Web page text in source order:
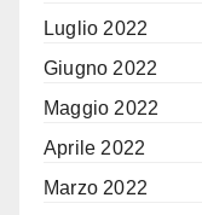
Luglio 2022
Giugno 2022
Maggio 2022
Aprile 2022
Marzo 2022